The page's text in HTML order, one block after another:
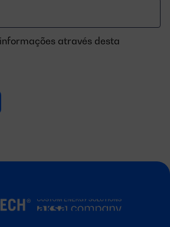
através desta